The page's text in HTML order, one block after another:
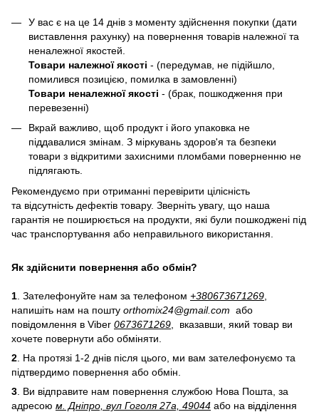
У вас є на це 14 днів з моменту здійснення покупки (дати
виставлення рахунку) на повернення товарів належної та
неналежної якостей.
Товари належної якості - (передумав, не підійшло,
помилився позицією, помилка в замовленні)
Товари неналежної якості - (брак, пошкодження при
перевезенні)
Вкрай важливо, щоб продукт і його упаковка не
піддавалися змінам. З міркувань здоров'я та безпеки
товари з відкритими захисними пломбами поверненню не
підлягають.
Рекомендуємо при отриманні перевірити цілісність
та відсутність дефектів товару. Зверніть увагу, що наша
гарантія не поширюється на продукти, які були пошкоджені під
час транспортування або неправильного використання.
Як здійснити повернення або обмін?
1 . Зателефонуйте нам за телефоном +380673671269
напишіть нам на пошту orthomix24@gmail.com або
повідомлення в Viber 0673671269 , вказавши, який товар ви
хочете повернути або обміняти.
2 . На протязі 1-2 днів після цього, ми вам зателефонуємо та
підтвердимо повернення або обмін.
3 . Ви відправите нам повернення службою Нова Пошта, за
адресою м. Дніпро, вул Гоголя 27а, 49044 або на відділення